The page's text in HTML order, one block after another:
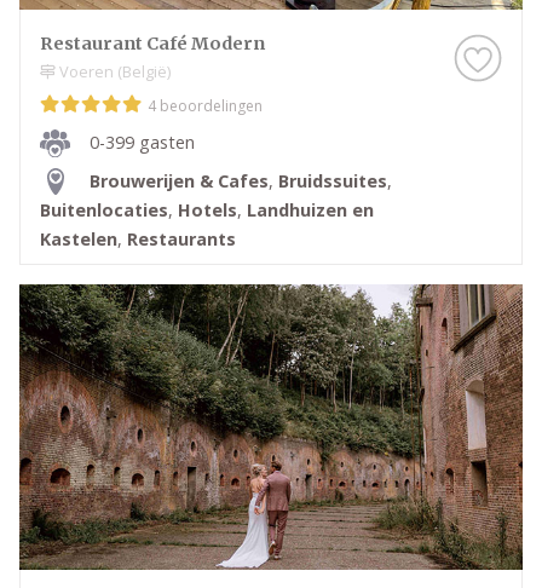
Restaurant Café Modern
Voeren (België)
4 beoordelingen
0-399 gasten
Brouwerijen & Cafes, Bruidssuites,
Buitenlocaties, Hotels, Landhuizen en
Kastelen, Restaurants